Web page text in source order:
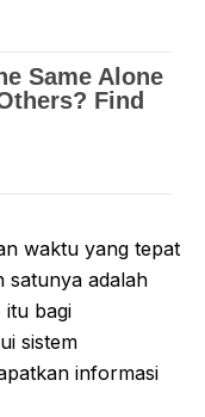
waktu yang tepat
satunya adalah
itu bagi
sistem
informasi